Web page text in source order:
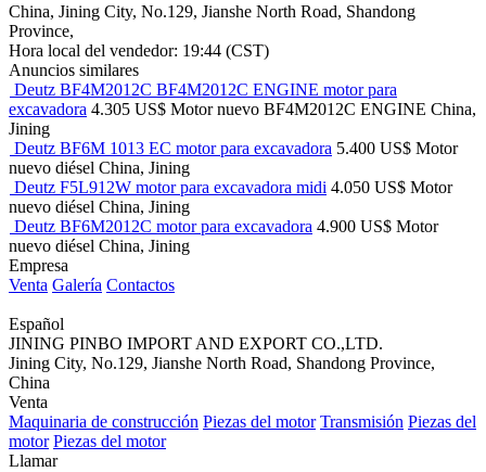
China, Jining City, No.129, Jianshe North Road, Shandong
Province,
Hora local del vendedor: 19:44 (CST)
Anuncios similares
Deutz BF4M2012C BF4M2012C ENGINE motor para
excavadora 4.305 US$ Motornuevo BF4M2012C ENGINE China,
Jining
Deutz BF6M 1013 EC motor para excavadora 5.400 US$ Motor
nuevo diésel China, Jining
Deutz F5L912W motor para excavadora midi 4.050 US$ Motor
nuevo diésel China, Jining
Deutz BF6M2012C motor para excavadora 4.900 US$ Motor
nuevo diésel China, Jining
Empresa
Venta Galería Contactos
Español
JINING PINBO IMPORT AND EXPORT CO.,LTD.
Jining City, No.129, Jianshe North Road, Shandong Province,
China
Venta
Maquinaria de construcción Piezas del motor Transmisión Piezas del
motor Piezas del motor
Llamar